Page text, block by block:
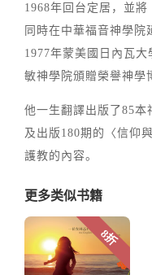
1968年回台定居，並將
同時在中華福音神學院
1977年蒙美國日內瓦
敏神學院頒贈榮譽神學
他一生翻譯出版了85本
及出版180期的〈信仰
護教的內容。
更多类似书籍